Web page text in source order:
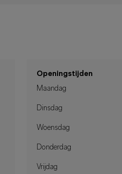
Openingstijden
Maandag
Dinsdag
Woensdag
Donderdag
Vrijdag